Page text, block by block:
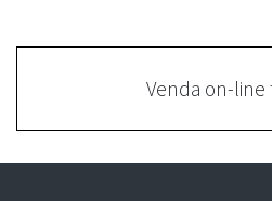
Venda on-line